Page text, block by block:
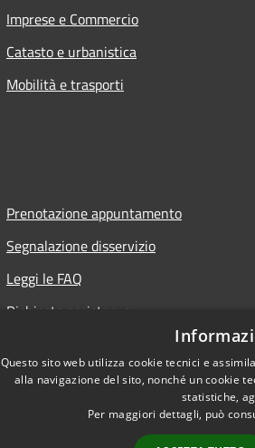
Imprese e Commercio
Catasto e urbanistica
Mobilità e trasporti
Prenotazione appuntamento
Segnalazione disservizio
Leggi le FAQ
Richiesta assistenza
Questo sito web utilizza cookie tecnici e
alla navigazione del sito, nonché un cookie
statistiche,
Per maggiori dettagli, può